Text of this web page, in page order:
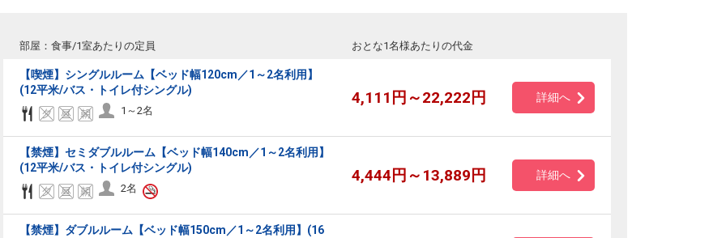
部屋：食事/1室あたりの定員 おとな1名様あたりの代金
【喫煙】シングルルーム【ベッド幅120cm／1～2名利用】
(12平米/バス・トイレ付シングル)
1～2名
4,111円～22,222円 詳細へ
【禁煙】セミダブルルーム【ベッド幅140cm／1～2名利用】
(12平米/バス・トイレ付シングル)
2名
4,444円～13,889円 詳細へ
【禁煙】ダブルルーム【ベッド幅150cm／1～2名利用】(16